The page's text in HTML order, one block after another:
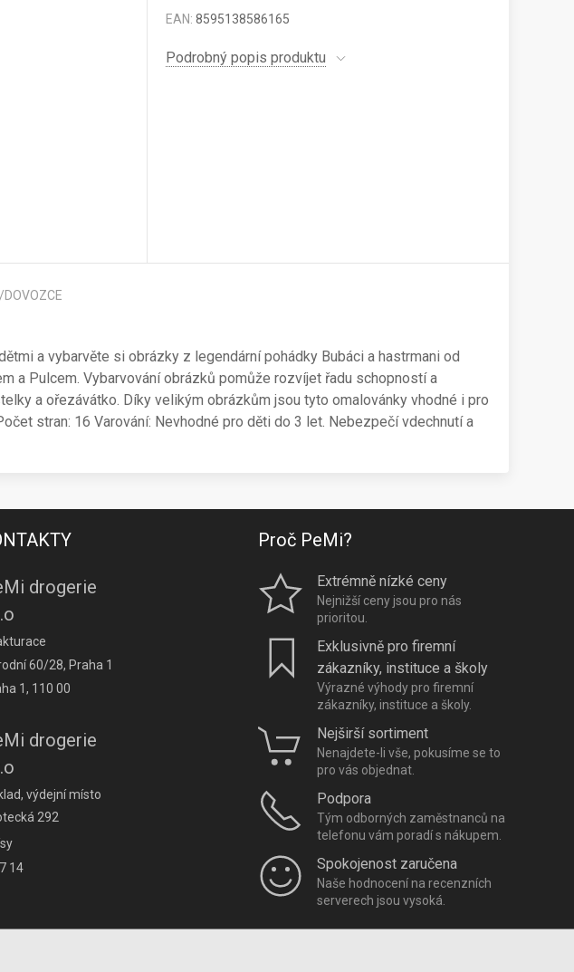
EAN:8595138586165
Podrobný popis produktu
a vybarvěte si obrázky z legendární pohádky Bubáci a hastrmani od
a Pulcem. Vybarvování obrázků pomůže rozvíjet řadu schopností a
a ořezávátko. Díky velikým obrázkům jsou tyto omalovánky vhodné i pro
stran: 16 Varování: Nevhodné pro děti do 3 let. Nebezpečí vdechnutí a
drogerie
60/28, Praha 1
1, 110 00
drogerie
výdejní místo
292
14
Proč PeMi?
Extrémně nízké ceny
Nejnižší ceny jsou pro nás
prioritou.
Exklusivně pro firemní
zákazníky, instituce a školy
Výrazné výhody pro firemní
zákazníky, instituce a školy.
Nejširší sortiment
Nenajdete-li vše, pokusíme se to
pro vás objednat.
Podpora
Tým odborných zaměstnanců na
telefonu vám poradí s nákupem.
Spokojenost zaručena
Naše hodnocení na recenzních
serverech jsou vysoká.